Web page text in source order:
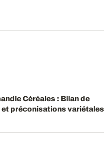
Céréales : Bilan de
et préconisations variétales